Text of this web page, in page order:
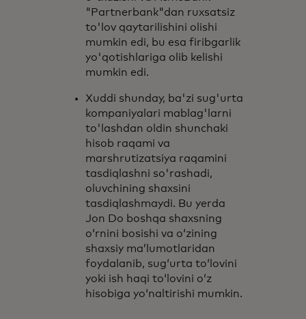
"Partnerbank"dan ruxsatsiz
to'lov qaytarilishini olishi
mumkin edi, bu esa firibgarlik
yo'qotishlariga olib kelishi
mumkin edi.
Xuddi shunday, ba'zi sug'urta
kompaniyalari mablag'larni
to'lashdan oldin shunchaki
hisob raqami va
marshrutizatsiya raqamini
tasdiqlashni so'rashadi,
oluvchining shaxsini
tasdiqlashmaydi. Bu yerda
Jon Do boshqa shaxsning
oʻrnini bosishi va oʻzining
shaxsiy maʼlumotlaridan
foydalanib, sugʻurta toʻlovini
yoki ish haqi toʻlovini oʻz
hisobiga yoʻnaltirishi mumkin.